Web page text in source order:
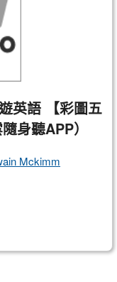
英語 【彩圖五
身聽APP）
Mckimm